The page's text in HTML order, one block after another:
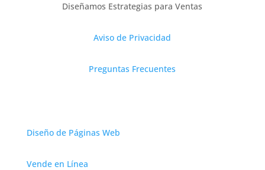
Diseñamos Estrategias para Ventas
Aviso de Privacidad
Preguntas Frecuentes
Diseño de Páginas Web
Vende en Línea